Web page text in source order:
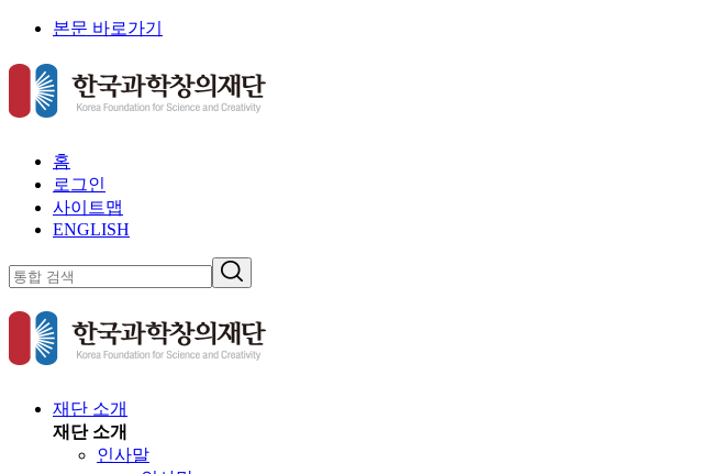
본문 바로가기
홈
로그인
사이트맵
ENGLISH
재단 소개
재단 소개
인사말